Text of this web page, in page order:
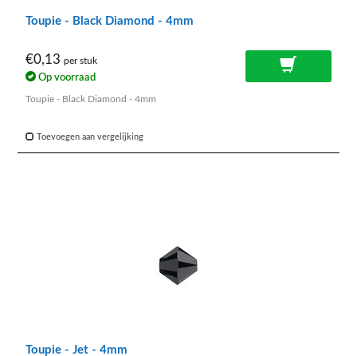
Toupie - Black Diamond - 4mm
€0,13 per stuk
Op voorraad
Toupie - Black Diamond - 4mm
Toevoegen aan vergelijking
Toupie - Jet - 4mm